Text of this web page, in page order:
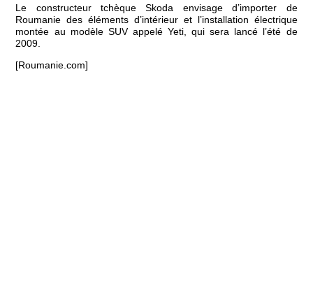
Le constructeur tchèque Skoda envisage d’importer de
Roumanie des éléments d’intérieur et l’installation électrique
montée au modèle SUV appelé Yeti, qui sera lancé l’été de
2009.
[Roumanie.com]